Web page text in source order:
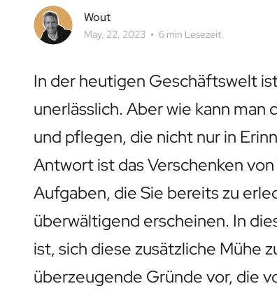
Personalisierter Roséwein
Personalisierter Cava
Personalisierter Champagner
Weinpaket 3 x Wein
Alkoholfreie Getränke
Personalisiertes Ingwerkonzentrat
Personalisierter alkoholischer Alternativ-Rum
Lifestyle
Lifestyle
Personalisierte Trinkflasche - Wasserflasche
Personalisierte Kerze
Personalisierte Duftstäbchen
Blumen
Wout
May, 22, 2023 6 min Lesezeit
In der heutigen Geschäftswelt
unerlässlich. Aber wie kann
und pflegen, die nicht nur in
Antwort ist das Verschenken
Aufgaben, die Sie bereits zu
überwältigend erscheinen. In
ist, sich diese zusätzliche Mühe
überzeugende Gründe vor, die